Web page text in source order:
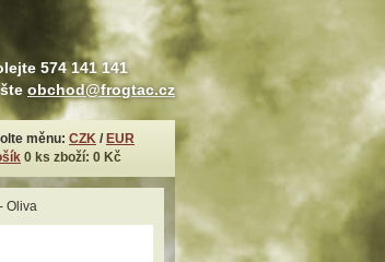
Oliva
574 141 141
obchod@frogtac.cz
měnu: CZK / EUR
0 ks zboží: 0 Kč